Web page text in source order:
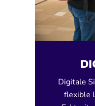
Digitale
flexible